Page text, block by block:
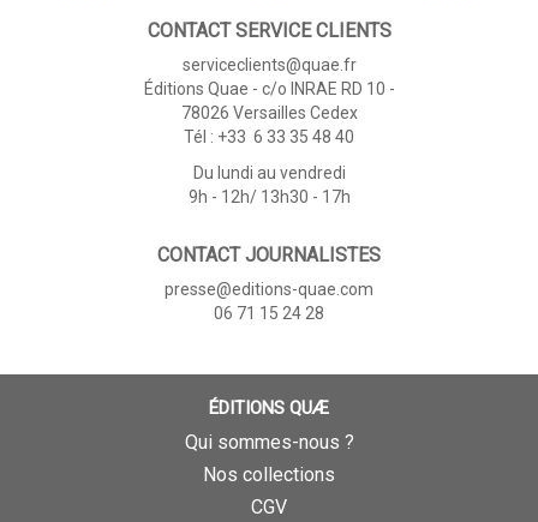
CONTACT SERVICE CLIENTS
serviceclients@quae.fr
Éditions Quae - c/o INRAE RD 10 -
78026 Versailles Cedex
Tél : +33 6 33 35 48 40
Du lundi au vendredi
9h - 12h/ 13h30 - 17h
CONTACT JOURNALISTES
presse@editions-quae.com
06 71 15 24 28
ÉDITIONS QUÆ
Qui sommes-nous ?
Nos collections
CGV